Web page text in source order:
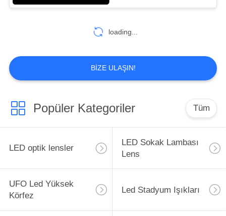
Çoklu LED Lens
26
LED Lens Dizisi
24
loading...
BIZE ULAŞIN!
Popüler Kategoriler Tüm
LED optik lensler
LED Sokak Lambası
Lens
UFO Led Yüksek
Körfez
Led Stadyum Işıkları